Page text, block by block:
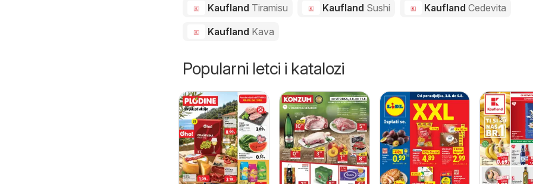
Kaufland Tiramisu Kaufland Sushi KauflandCedevita
Kaufland Kava
Popularni letci i katalozi